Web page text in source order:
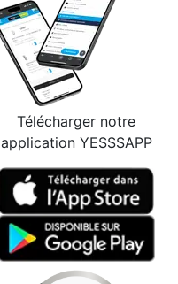
Télécharger notre
application YESSSAPP